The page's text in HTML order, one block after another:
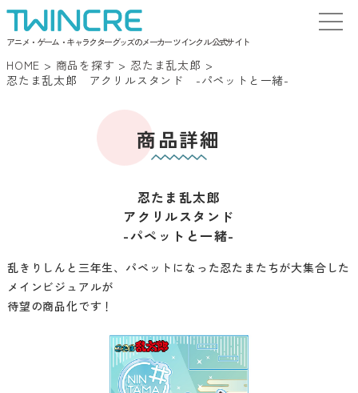
アニメ・ゲーム・キャラクターグッズのメーカー ツインクル 公式サイト
HOME > 商品を探す >忍たま乱太郎 >
忍たま乱太郎 アクリルスタンド -パペットと一緒-
商品詳細
忍たま乱太郎
アクリルスタンド
-パペットと一緒-
乱きりしんと三年生、パペットになった忍たまたちが大集合した
メインビジュアルが
待望の商品化です！